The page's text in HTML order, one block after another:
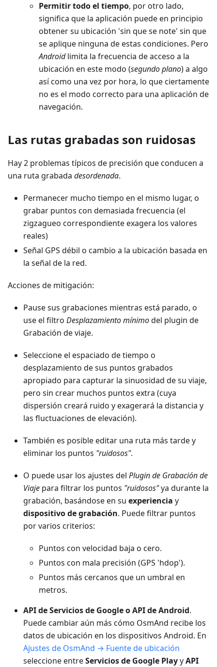
Permitir todo el tiempo, por otro lado,
significa que la aplicación puede en principio
obtener su ubicación 'sin que se note' sin que
se aplique ninguna de estas condiciones. Pero
Androidlimita la frecuencia de acceso a la
ubicación en este modo (segundo plano) a algo
así como una vez por hora, lo que ciertamente
no es el modo correcto para una aplicación de
navegación.
Las rutas grabadas son ruidosas
Hay 2 problemas típicos de precisión que conducen a
una ruta grabada desordenada.
Permanecer mucho tiempo en el mismo lugar, o
grabar puntos con demasiada frecuencia (el
zigzagueo correspondiente exagera los valores
reales)
Señal GPS débil o cambio a la ubicación basada en
la señal de la red.
Acciones de mitigación:
Pause sus grabaciones mientras está parado, o
use el filtro Desplazamiento mínimodel plugin de
Grabación de viaje.
Seleccione el espaciado de tiempo o
desplazamiento de sus puntos grabados
apropiado para capturar la sinuosidad de su viaje,
pero sin crear muchos puntos extra (cuya
dispersión creará ruido y exagerará la distancia y
las fluctuaciones de elevación).
También es posible editar una ruta más tarde y
eliminar los puntos "ruidosos".
O puede usar los ajustes del Plugin de Grabación de
Viaje para filtrar los puntos "ruidosos"ya durante la
grabación, basándose en su experiencia y
dispositivo de grabación. Puede filtrar puntos
por varios criterios:
Puntos con velocidad baja o cero.
Puntos con mala precisión (GPS 'hdop').
Puntos más cercanos que un umbral en
metros.
API de Servicios de Google o API de Android.
Puede cambiar aún más cómo OsmAnd recibe los
datos de ubicación en los dispositivos Android. En
Ajustes de OsmAnd → Fuente de ubicación
seleccione entreServicios de Google PlayyAPI